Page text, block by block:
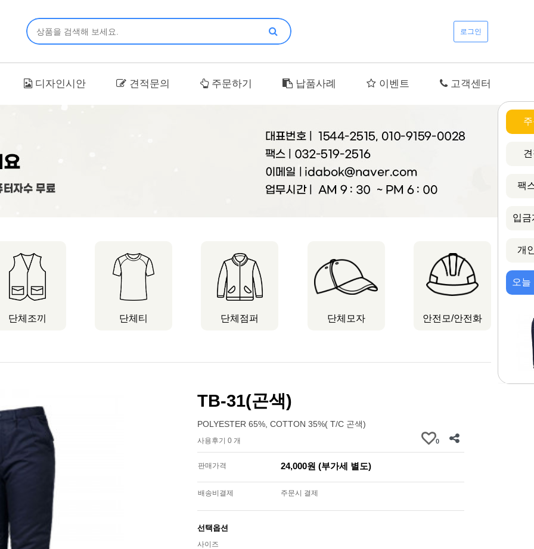
로그인
디자인시안 견적문의 주문하기 납품사례 이벤트 고객센터
팩
입금
개
오
단체조끼 단체티 단체점퍼 단체모자 안전모/안전화
TB-31(곤색)
POLYESTER 65%, COTTON 35%( T/C 곤색)
사용후기 0 개 0
판매가격 24,000원 (부가세 별도)
배송비결제 주문시 결제
선택옵션
사이즈